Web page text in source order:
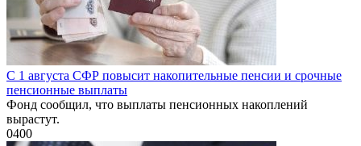
С 1 августа СФР повысит накопительные пенсии и срочные
пенсионные выплаты
Фонд сообщил, что выплаты пенсионных накоплений
вырастут.
0400